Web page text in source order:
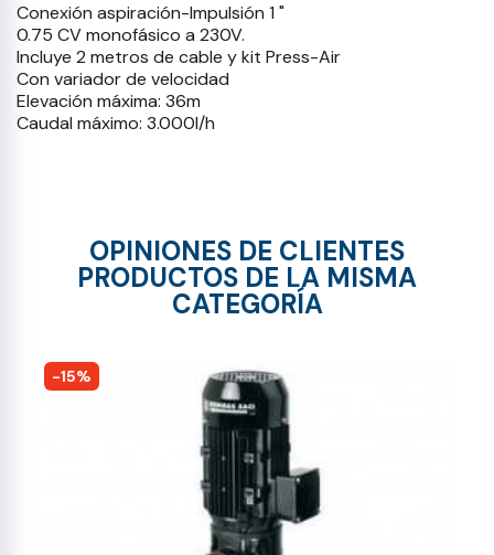
Conexión aspiración-Impulsión 1 "
0.75 CV monofásico a 230V.
Incluye 2 metros de cable y kit Press-Air
Con variador de velocidad
Elevación máxima: 36m
Caudal máximo: 3.000l/h
OPINIONES DE CLIENTES
PRODUCTOS DE LA MISMA
CATEGORÍA
-15%